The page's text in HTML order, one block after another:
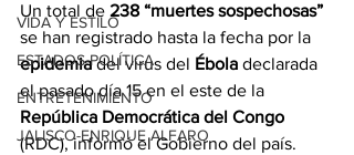
VIDA Y ESTILO
ESTADOS-POLÍTICA
ENTRETENIMIENTO
JALISCO-ENRIQUE ALFARO
Un total de 238 “muertes sospechosas”
se han registrado hasta la fecha por la
epidemia del virus del Ébola declarada
el pasado día 15 en el este de la
República Democrática del Congo
(RDC), informó el Gobierno del país.